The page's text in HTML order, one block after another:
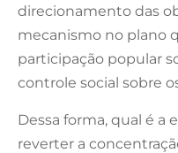
direcionamento das
mecanismo no plano
participação popular
controle social sobre
Dessa forma, qual é a
reverter a